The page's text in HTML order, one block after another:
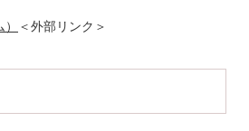
＜外部リンク＞